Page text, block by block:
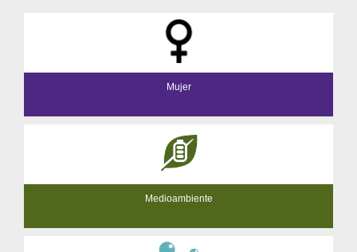
Mujer
Medioambiente